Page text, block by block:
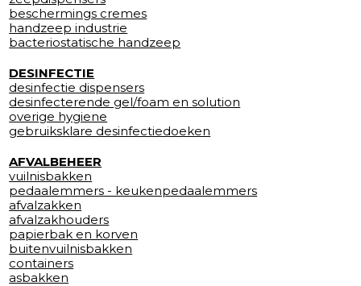
beschermings cremes
handzeep industrie
bacteriostatische handzeep
DESINFECTIE
desinfectie dispensers
desinfecterende gel/foam en solution
overige hygiene
gebruiksklare desinfectiedoeken
AFVALBEHEER
vuilnisbakken
pedaalemmers - keukenpedaalemmers
afvalzakken
afvalzakhouders
papierbak en korven
buitenvuilnisbakken
containers
asbakken